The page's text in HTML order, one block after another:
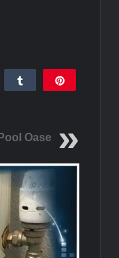
E-Mail Teilen
Pool Oase